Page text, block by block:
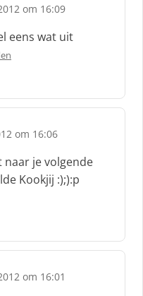
om 16:09
eens wat uit
om 16:06
naar je volgende
Kookjij :);):p
om 16:01